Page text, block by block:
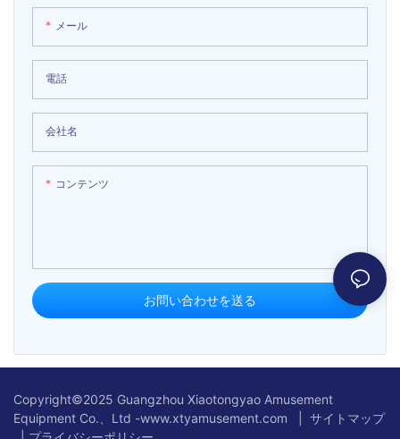
メール
電話
会社名
コンテンツ
お問い合わせを送る
Copyright©2025 Guangzhou Xiaotongyao Amusement
Equipment Co.、Ltd -www.xtyamusement.com |
サイトマップ